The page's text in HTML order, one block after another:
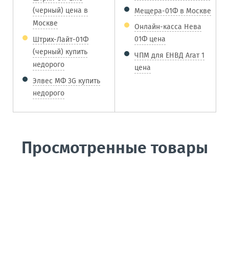
(черный) цена в
Москве
Штрих-Лайт-01Ф
(черный) купить
недорого
Элвес МФ 3G купить
недорого
Мещера-01Ф в Москве
Онлайн-касса Нева
01Ф цена
ЧПМ для ЕНВД Агат 1
цена
Просмотренные товары